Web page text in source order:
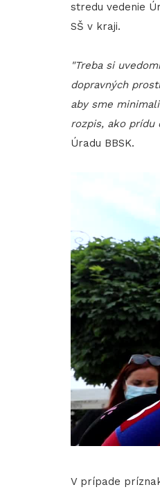
stredu vedenie
SŠ v kraji.
"Treba si
dopravných
aby sme
rozpis, ako prídu
Úradu BBSK.
V prípade